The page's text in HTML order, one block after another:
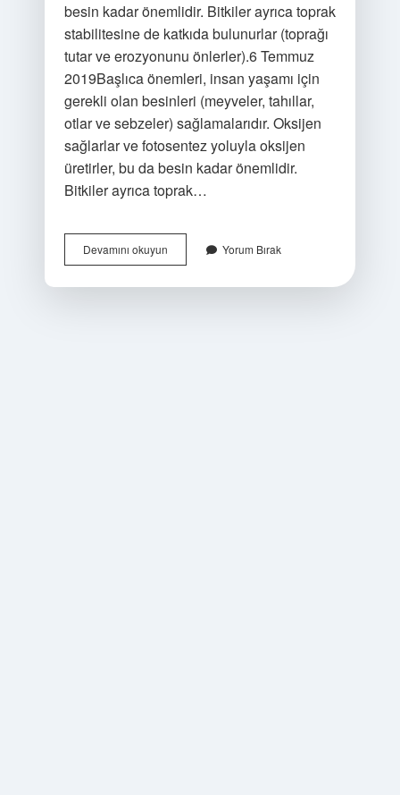
besin kadar önemlidir. Bitkiler ayrıca toprak
stabilitesine de katkıda bulunurlar (toprağı
tutar ve erozyonunu önlerler).6 Temmuz
2019Başlıca önemleri, insan yaşamı için
gerekli olan besinleri (meyveler, tahıllar,
otlar ve sebzeler) sağlamalarıdır. Oksijen
sağlarlar ve fotosentez yoluyla oksijen
üretirler, bu da besin kadar önemlidir.
Bitkiler ayrıca toprak…
Devamını okuyunBitki
Örtüsü
Yorum Bırak